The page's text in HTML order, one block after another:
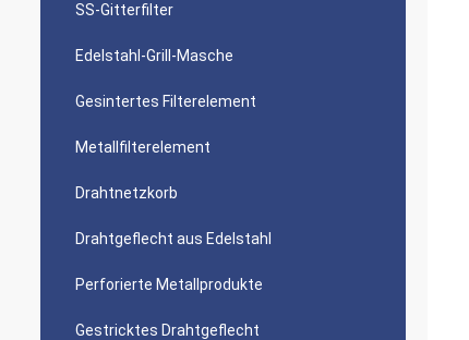
SS-Gitterfilter
Edelstahl-Grill-Masche
Gesintertes Filterelement
Metallfilterelement
Drahtnetzkorb
Drahtgeflecht aus Edelstahl
Perforierte Metallprodukte
Gestricktes Drahtgeflecht